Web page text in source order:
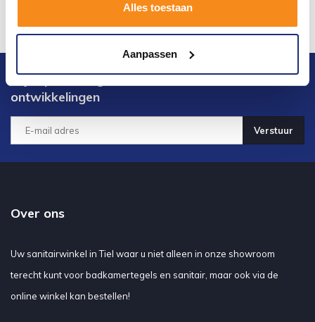
Alles toestaan
Aanpassen
Blijf op de hoogte van het laatste nieuws en
ontwikkelingen
Verstuur
Over ons
Uw sanitairwinkel in Tiel waar u niet alleen in onze showroom
terecht kunt voor badkamertegels en sanitair, maar ook via de
online winkel kan bestellen!